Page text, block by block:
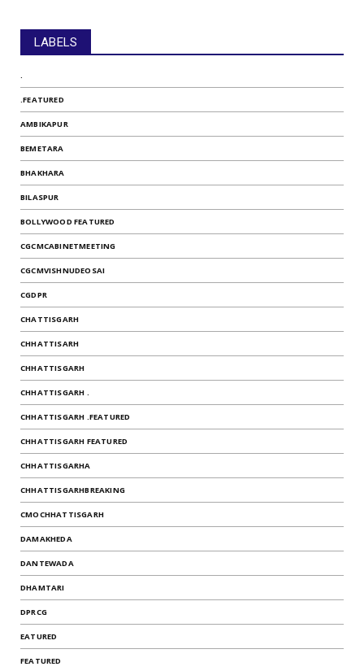
LABELS
.
.FEATURED
AMBIKAPUR
BEMETARA
BHAKHARA
BILASPUR
BOLLYWOOD FEATURED
CGCMCABINETMEETING
CGCMVISHNUDEOSAI
CGDPR
CHATTISGARH
CHHATTISARH
CHHATTISGARH
CHHATTISGARH .
CHHATTISGARH .FEATURED
CHHATTISGARH FEATURED
CHHATTISGARHA
CHHATTISGARHBREAKING
CMOCHHATTISGARH
DAMAKHEDA
DANTEWADA
DHAMTARI
DPRCG
EATURED
FEATURED